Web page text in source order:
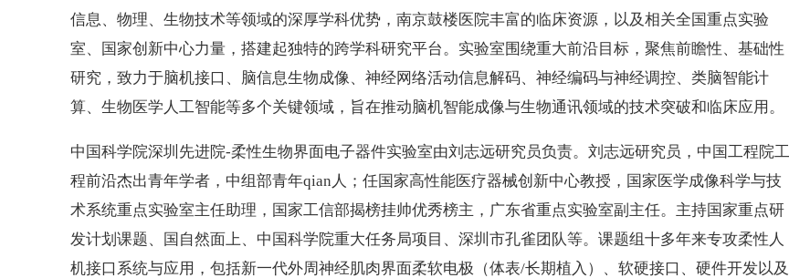
信息、物理、生物技术等领域的深厚学科优势，南京鼓楼医院丰富的临床资源，以及相关全国重点实验
室、国家创新中心力量，搭建起独特的跨学科研究平台。实验室围绕重大前沿目标，聚焦前瞻性、基础性
研究，致力于脑机接口、脑信息生物成像、神经网络活动信息解码、神经编码与神经调控、类脑智能计
算、生物医学人工智能等多个关键领域，旨在推动脑机智能成像与生物通讯领域的技术突破和临床应用。
中国科学院深圳先进院-柔性生物界面电子器件实验室由刘志远研究员负责。刘志远研究员，中国工程院工
程前沿杰出青年学者，中组部青年qian人；任国家高性能医疗器械创新中心教授，国家医学成像科学与技
术系统重点实验室主任助理，国家工信部揭榜挂帅优秀榜主，广东省重点实验室副主任。主持国家重点研
发计划课题、国自然面上、中国科学院重大任务局项目、深圳市孔雀团队等。课题组十多年来专攻柔性人
机接口系统与应用，包括新一代外周神经肌肉界面柔软电极（体表/长期植入）、软硬接口、硬件开发以及